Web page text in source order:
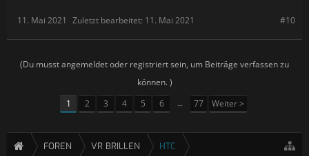
#10
11. Mai 2021 Zuletzt bearbeitet: 11. Mai 2021
(Du musst angemeldet oder registriert sein, um Beiträge verfassen zu
können. )
1
2 3 4 5 6 → 77 Weiter >
FOREN VR BRILLEN HTC